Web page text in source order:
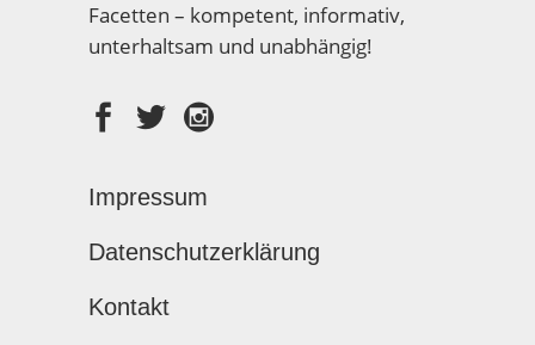
Facetten – kompetent, informativ,
unterhaltsam und unabhängig!
Impressum
Datenschutzerklärung
Kontakt